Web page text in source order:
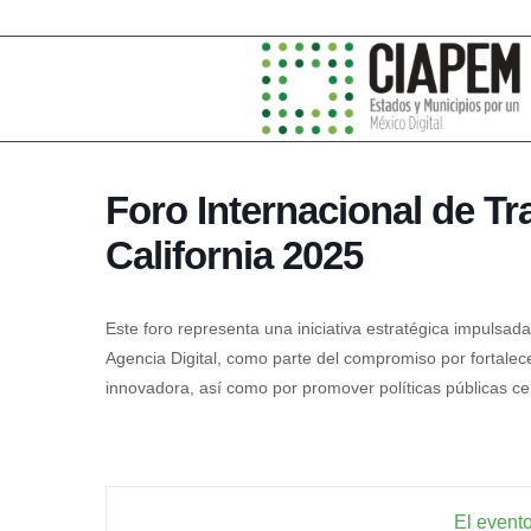
Foro Internacional de
California 2025
Este foro representa una iniciativa estratégica
Agencia Digital, como parte del compromiso por
innovadora, así como por promover políticas públicas
El